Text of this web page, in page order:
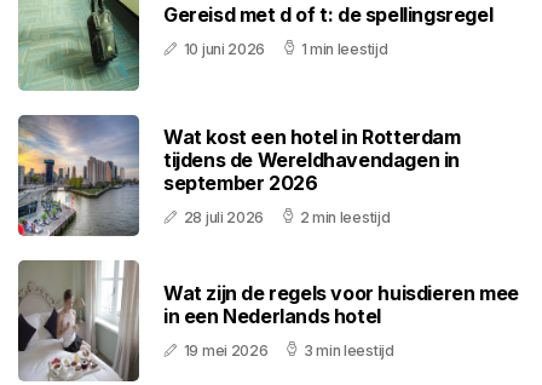
Gereisd met d of t: de spellingsregel
10 juni 2026 1 min leestijd
Wat kost een hotel in Rotterdam
tijdens de Wereldhavendagen in
september 2026
28 juli 2026 2 min leestijd
Wat zijn de regels voor huisdieren mee
in een Nederlands hotel
19 mei 2026 3 min leestijd